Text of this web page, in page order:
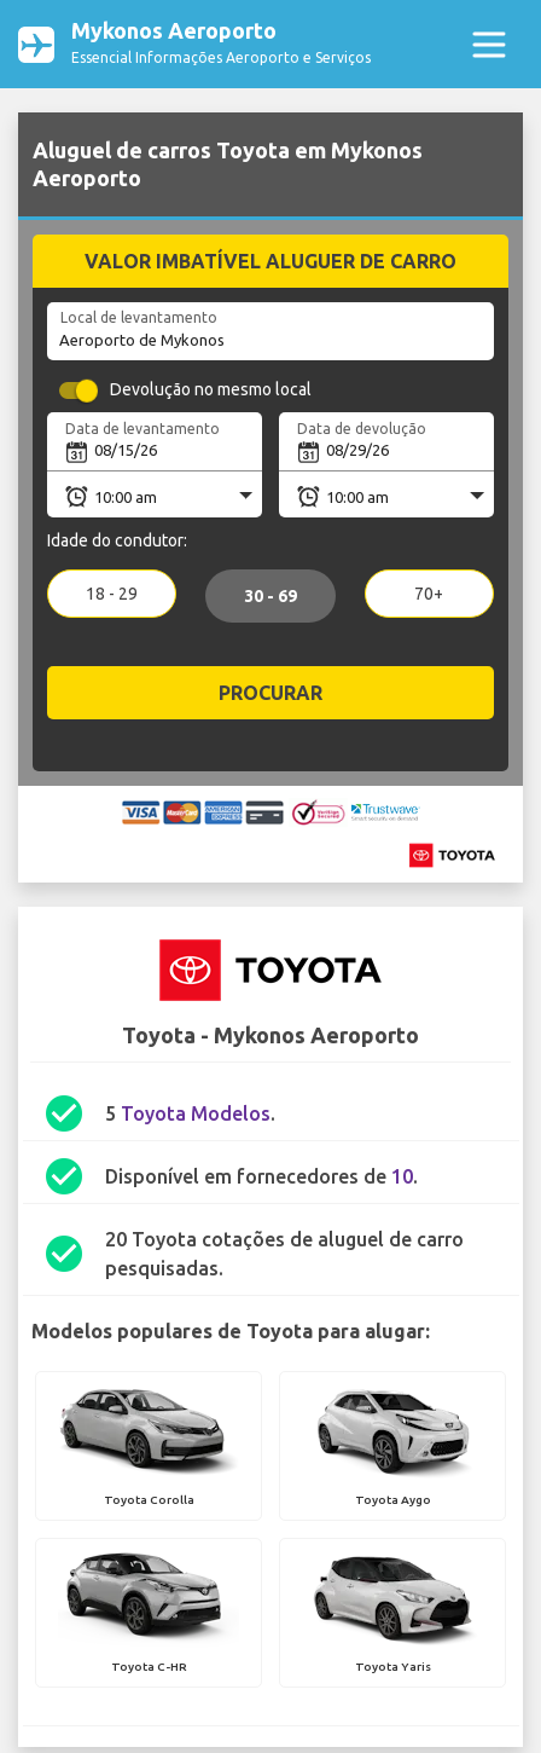
Mykonos Aeroporto
Essencial Informações Aeroporto e Serviços
Aluguel de carros Toyota em Mykonos
Aeroporto
VALOR IMBATÍVEL ALUGUER DE CARRO
Local de levantamento
Devolução no mesmo local
Data de levantamento Data de devolução
Idade do condutor:
18 - 29 30 - 69 70+
PROCURAR
Toyota - Mykonos Aeroporto
check_circle 5 Toyota Modelos.
check_circle Disponível em fornecedores de 10.
check_circle
20 Toyota cotações de aluguel de carro
pesquisadas.
Modelos populares de Toyota para alugar:
Toyota Corolla Toyota Aygo
Toyota C-HR Toyota Yaris